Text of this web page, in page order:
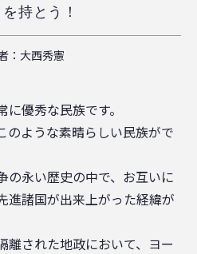
持とう！
：大西秀憲
優秀な民族です。
のような素晴らしい民族がで
の永い歴史の中で、お互いに
進諸国が出来上がった経緯が
離された地政において、ヨー